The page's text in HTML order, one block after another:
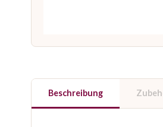
Beschreibung